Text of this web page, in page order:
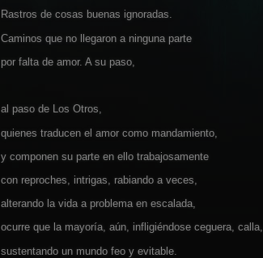
Rastros de cosas buenas ignoradas.
Caminos que no llegaron a ninguna parte
por falta de amor. A su paso,
al paso de Los Otros,
quienes traducen el amor como mandamiento,
y componen su parte en ello trabajosamente
con reproches, intrigas, rabiando a veces,
alterando la vida a problema en escalada,
ocurre que la mayoría, aún, infligiéndose ceguera, calla,
sustentando un mundo feo y evitable.